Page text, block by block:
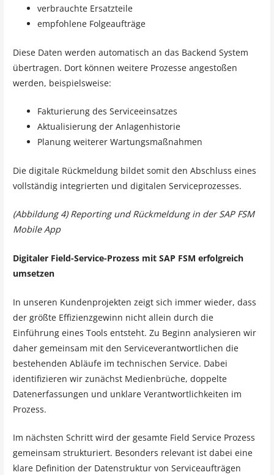
verbrauchte Ersatzteile
empfohlene Folgeaufträge
Diese Daten werden automatisch an das Backend System
übertragen. Dort können weitere Prozesse angestoßen
werden, beispielsweise:
Fakturierung des Serviceeinsatzes
Aktualisierung der Anlagenhistorie
Planung weiterer Wartungsmaßnahmen
Die digitale Rückmeldung bildet somit den Abschluss eines
vollständig integrierten und digitalen Serviceprozesses.
(Abbildung 4) Reporting und Rückmeldung in der SAP FSM
Mobile App
Digitaler Field-Service-Prozess mit SAP FSM erfolgreich
umsetzen
In unseren Kundenprojekten zeigt sich immer wieder, dass
der größte Effizienzgewinn nicht allein durch die
Einführung eines Tools entsteht. Zu Beginn analysieren wir
daher gemeinsam mit den Serviceverantwortlichen die
bestehenden Abläufe im technischen Service. Dabei
identifizieren wir zunächst Medienbrüche, doppelte
Datenerfassungen und unklare Verantwortlichkeiten im
Prozess.
Im nächsten Schritt wird der gesamte Field Service Prozess
gemeinsam strukturiert. Besonders relevant ist dabei eine
klare Definition der Datenstruktur von Serviceaufträgen